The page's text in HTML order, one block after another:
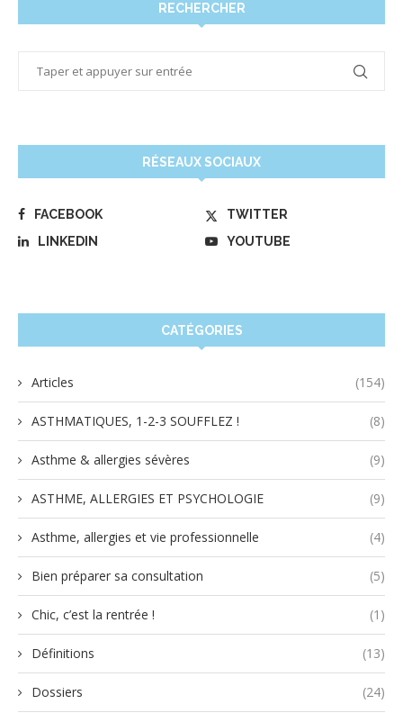
RECHERCHER
RÉSEAUX SOCIAUX
FACEBOOK
TWITTER
LINKEDIN
YOUTUBE
CATÉGORIES
Articles (154)
ASTHMATIQUES, 1-2-3 SOUFFLEZ ! (8)
Asthme & allergies sévères (9)
ASTHME, ALLERGIES ET PSYCHOLOGIE (9)
Asthme, allergies et vie professionnelle (4)
Bien préparer sa consultation (5)
Chic, c’est la rentrée ! (1)
Définitions (13)
Dossiers (24)